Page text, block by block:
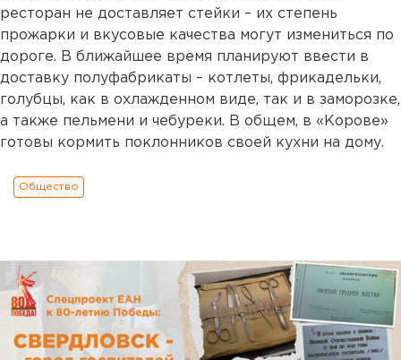
ресторан не доставляет стейки – их степень
прожарки и вкусовые качества могут измениться по
дороге. В ближайшее время планируют ввести в
доставку полуфабрикаты – котлеты, фрикадельки,
голубцы, как в охлажденном виде, так и в заморозке,
а также пельмени и чебуреки. В общем, в «Корове»
готовы кормить поклонников своей кухни на дому.
Общество